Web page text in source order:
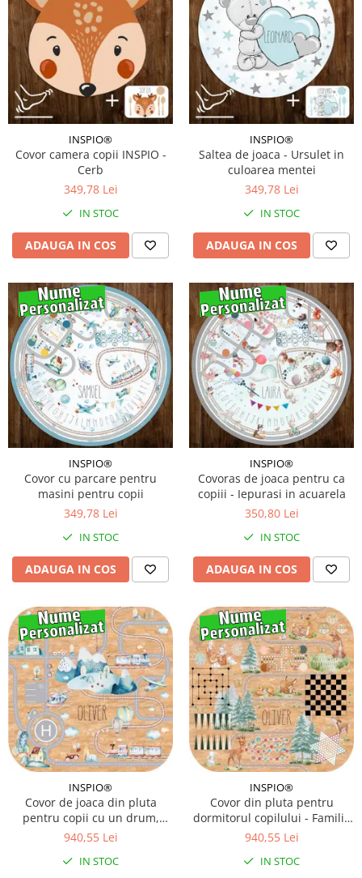
INSPIO®
Covor camera copii INSPIO -
Cerb
349,78 Lei
IN STOC
ADAUGA IN COS
INSPIO®
Saltea de joaca - Ursulet in
culoarea mentei
349,78 Lei
IN STOC
ADAUGA IN COS
INSPIO®
Covor cu parcare pentru
masini pentru copii
349,78 Lei
IN STOC
ADAUGA IN COS
INSPIO®
Covoras de joaca pentru ca
copiii - Iepurasi in acuarela
350,80 Lei
IN STOC
ADAUGA IN COS
INSPIO®
Covor de joaca din pluta
pentru copii cu un drum,
masini si nume - Tren si
940,55 Lei
IN STOC
INSPIO®
Covor din pluta pentru
dormitorul copilului - Familie
de caprioare in padure, 129 x
940,55 Lei
IN STOC